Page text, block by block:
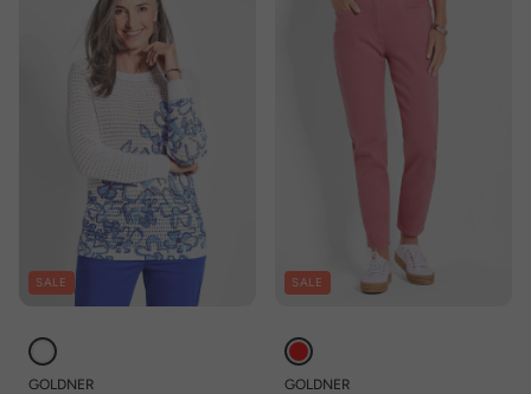
SALE
GOLDNER
SALE
GOLDNER